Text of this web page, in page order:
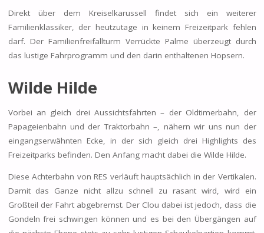
Direkt über dem Kreiselkarussell findet sich ein weiterer
Familienklassiker, der heutzutage in keinem Freizeitpark fehlen
darf. Der Familienfreifallturm Verrückte Palme überzeugt durch
das lustige Fahrprogramm und den darin enthaltenen Hopsern.
Wilde Hilde
Vorbei an gleich drei Aussichtsfahrten – der Oldtimerbahn, der
Papageienbahn und der Traktorbahn –, nähern wir uns nun der
eingangserwähnten Ecke, in der sich gleich drei Highlights des
Freizeitparks befinden. Den Anfang macht dabei die Wilde Hilde.
Diese Achterbahn von RES verläuft hauptsächlich in der Vertikalen.
Damit das Ganze nicht allzu schnell zu rasant wird, wird ein
Großteil der Fahrt abgebremst. Der Clou dabei ist jedoch, dass die
Gondeln frei schwingen können und es bei den Übergängen auf